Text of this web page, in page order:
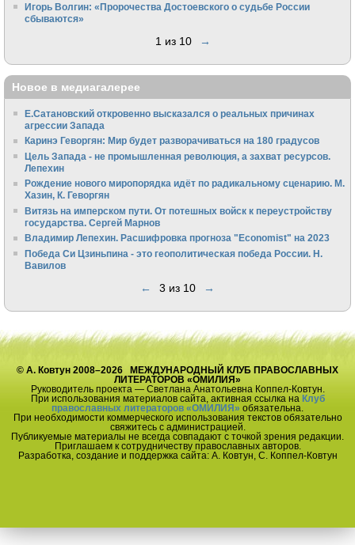
Игорь Волгин: «Пророчества Достоевского о судьбе России
сбываются»
1 из 10 →
Новое в медиагалерее
Е.Сатановский откровенно высказался о реальных причинах
агрессии Запада
Каринэ Геворгян: Мир будет разворачиваться на 180 градусов
Цель Запада - не промышленная революция, а захват ресурсов.
Лепехин
Рождение нового миропорядка идёт по радикальному сценарию. М.
Хазин, К. Геворгян
Витязь на имперском пути. От потешных войск к переустройству
государства. Сергей Марнов
Владимир Лепехин. Расшифровка прогноза "Economist" на 2023
Победа Си Цзиньпина - это геополитическая победа России. Н.
Вавилов
← 3 из 10 →
© А. Ковтун 2008–2026 МЕЖДУНАРОДНЫЙ КЛУБ ПРАВОСЛАВНЫХ
ЛИТЕРАТОРОВ «ОМИЛИЯ»
Руководитель проекта — Светлана Анатольевна Коппел-Ковтун.
При использования материалов сайта, активная ссылка на Клуб
православных литераторов «ОМИЛИЯ» обязательна.
При необходимости коммерческого использования текстов обязательно
свяжитесь с администрацией.
Публикуемые материалы не всегда совпадают с точкой зрения редакции.
Приглашаем к сотрудничеству православных авторов.
Разработка, создание и поддержка сайта: А. Ковтун, С. Коппел-Ковтун